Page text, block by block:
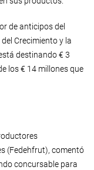
de anticipos del
Crecimiento y la
destinando € 3
los € 14 millones que
(Fedehfrut), comentó
concursable para